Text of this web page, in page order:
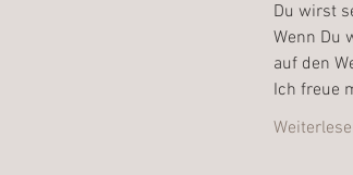
Du wirst
Wenn Du
auf den
Ich freue